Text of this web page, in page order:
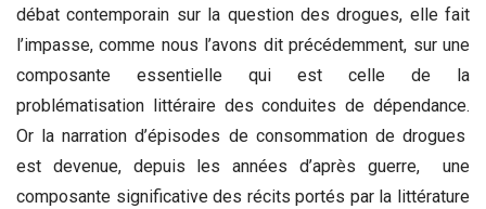
débat contemporain sur la question des drogues, elle fait
l’impasse, comme nous l’avons dit précédemment, sur une
composante essentielle qui est celle de la
problématisation littéraire des conduites de dépendance.
Or la narration d’épisodes de consommation de drogues
est devenue, depuis les années d’après guerre, une
composante significative des récits portés par la littérature